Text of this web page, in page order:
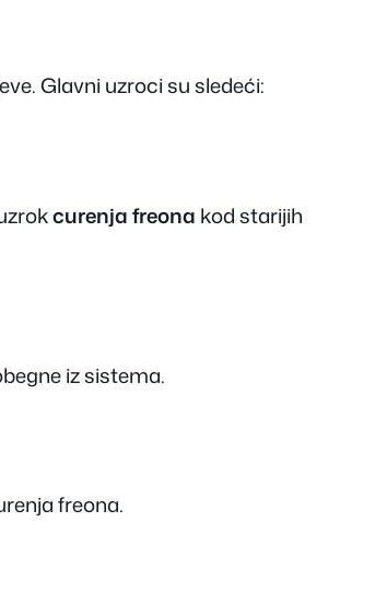
Glavni uzroci su sledeći:
curenja freona kod starijih
iz sistema.
freona.